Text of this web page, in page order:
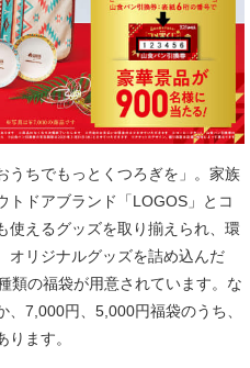
ちでもっとくつろぎを」。家族
トドアブランド「LOGOS」とコ
使えるグッズを取り揃えられ、環
オリジナルグッズを詰め込んだ
類の福袋が用意されています。な
7,000円、5,000円福袋のうち、
ます。